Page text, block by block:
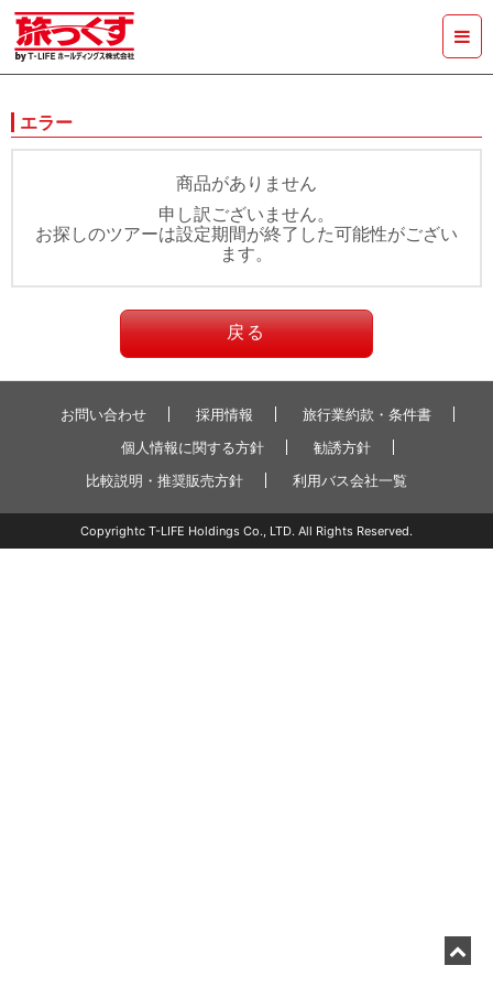
エラー
商品がありません
申し訳ございません。
お探しのツアーは設定期間が終了した可能性がござい
ます。
戻る
お問い合わせ 採用情報
旅行業約款・条件書
個人情報に関する方針
勧誘方針
比較説明・推奨販売方針
利用バス会社一覧
Copyrightc T-LIFE Holdings Co., LTD. All Rights Reserved.